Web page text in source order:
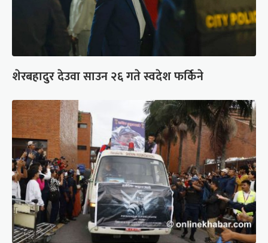
शेरबहादुर देउवा साउन २६ गते स्वदेश फर्किने